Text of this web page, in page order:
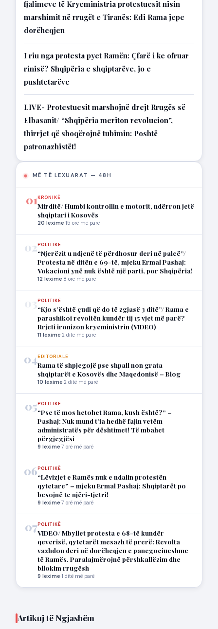
fjalimeve të Kryeministria protestuesit nisin
marshimit në rrugët e Tiranës: Edi Rama jepe
dorëheqjen
I riu nga protesta pyet Ramën: Çfarë i ke ofruar
rinisë? Shqipëria e shqiptarëve, jo e
pushtetarëve
LIVE- Protestuesit marshojnë drejt Rrugës së
Elbasanit/ “Shqipëria meriton revolucion”,
thirrjet që shoqërojnë tubimin: Poshtë
patronazhistët!
MË TË LEXUARAT — 48H
01KRONIKË
Mirditë/ Humbi kontrollin e motorit, ndërron jetë
shqiptari i Kosovës
20 lexime·15 orë më parë
02POLITIKË
“Njerëzit u ndjenë të përdhosur deri në palcë”/
Protesta në ditën e 69-të, mjeku Ermal Pashaj:
Vokacioni ynë nuk është një parti, por Shqipëria!
12 lexime·8 orë më parë
POLITIKË
“Kjo s’është çudi që do të zgjasë 3 ditë”/ Rama e
parashikoi revoltën kundër tij 15 vjet më parë?
Rrjeti ironizon kryeministrin (VIDEO)
11 lexime·2 ditë më parë
04EDITORIALE
Rama të shpjegojë pse shpall non grata
shqiptarët e Kosovës dhe Maqedonisë – Blog
10 lexime·2 ditë më parë
05POLITIKË
“Pse të mos hetohet Rama, kush është?” –
Pashaj: Nuk mund t’ia hedhë fajin vetëm
administratës për dështimet! Të mbahet
përgjegjësi
9 lexime·7 orë më parë
06POLITIKË
“Lëvizjet e Ramës nuk e ndalin protestën
qytetare” – mjeku Ermal Pashaj: Shqiptarët po
besojnë te njëri-tjetri!
9 lexime·7 orë më parë
07POLITIKË
VIDEO/ Mbyllet protesta e 68-të kundër
qeverisë, qytetarët mesazh të prerë: Revolta
vazhdon deri në dorëheqjen e panegociueshme
të Ramës. Paralajmërojnë përshkallëzim dhe
bllokim rrugësh
9 lexime·1 ditë më parë
Artikuj të Ngjashëm